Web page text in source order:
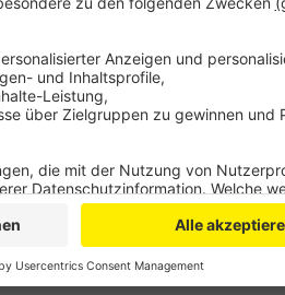
zahlen.